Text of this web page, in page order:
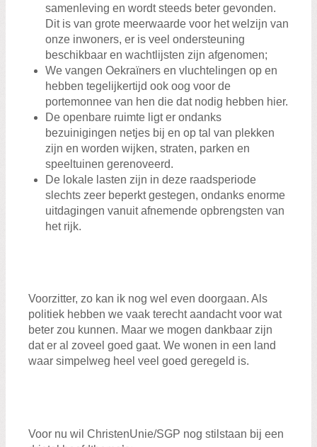
samenleving en wordt steeds beter gevonden.
Dit is van grote meerwaarde voor het welzijn van
onze inwoners, er is veel ondersteuning
beschikbaar en wachtlijsten zijn afgenomen;
We vangen Oekraïners en vluchtelingen op en
hebben tegelijkertijd ook oog voor de
portemonnee van hen die dat nodig hebben hier.
De openbare ruimte ligt er ondanks
bezuinigingen netjes bij en op tal van plekken
zijn en worden wijken, straten, parken en
speeltuinen gerenoveerd.
De lokale lasten zijn in deze raadsperiode
slechts zeer beperkt gestegen, ondanks enorme
uitdagingen vanuit afnemende opbrengsten van
het rijk.
Voorzitter, zo kan ik nog wel even doorgaan. Als
politiek hebben we vaak terecht aandacht voor wat
beter zou kunnen. Maar we mogen dankbaar zijn
dat er al zoveel goed gaat. We wonen in een land
waar simpelweg heel veel goed geregeld is.
Voor nu wil ChristenUnie/SGP nog stilstaan bij een